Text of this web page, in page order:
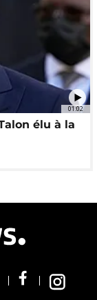
01:02
élu à la